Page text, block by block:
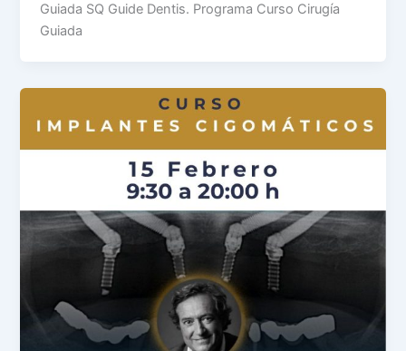
Guiada SQ Guide Dentis. Programa Curso Cirugía
Guiada